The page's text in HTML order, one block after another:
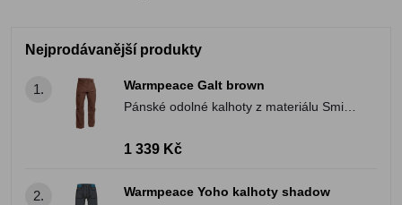
Nejprodávanější produkty
1.
Warmpeace Galt brown
Pánské odolné kalhoty z materiálu Smile
1 339 Kč
2.
Warmpeace Yoho kalhoty shadow